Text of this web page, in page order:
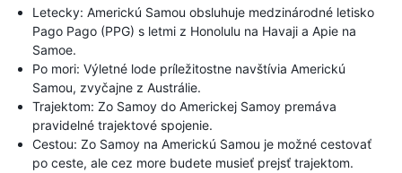
Letecky: Americkú Samou obsluhuje medzinárodné letisko
Pago Pago (PPG) s letmi z Honolulu na Havaji a Apie na
Samoe.
Po mori: Výletné lode príležitostne navštívia Americkú
Samou, zvyčajne z Austrálie.
Trajektom: Zo Samoy do Americkej Samoy premáva
pravidelné trajektové spojenie.
Cestou: Zo Samoy na Americkú Samou je možné cestovať
po ceste, ale cez more budete musieť prejsť trajektom.